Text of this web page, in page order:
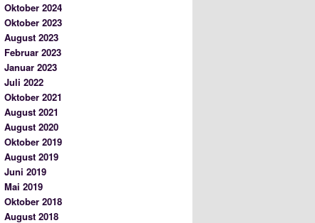
Oktober 2024
Oktober 2023
August 2023
Februar 2023
Januar 2023
Juli 2022
Oktober 2021
August 2021
August 2020
Oktober 2019
August 2019
Juni 2019
Mai 2019
Oktober 2018
August 2018